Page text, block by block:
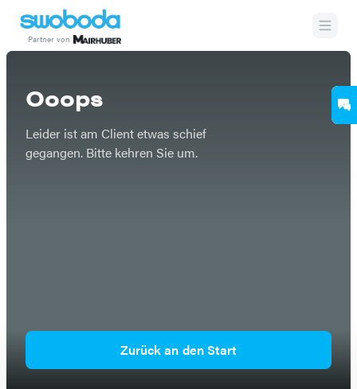
Partner von
Etwas ist schief gegangen
Ooops
Leider ist am Client etwas schief
gegangen. Bitte kehren Sie um.
Zurück an den Start